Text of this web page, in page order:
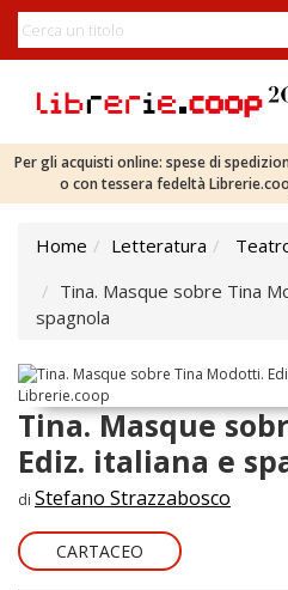
Per gli acquisti online: spese di
o con tessera fedeltà
Home Letteratura
Tina. Masque sobre Tina
spagnola
Tina. Masque
Ediz. italiana e
di Stefano Strazzabosco
CARTACEO